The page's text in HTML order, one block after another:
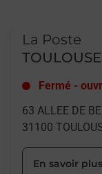
La Poste
Fermé -
63 ALLEE DE
31100
En savoir plus